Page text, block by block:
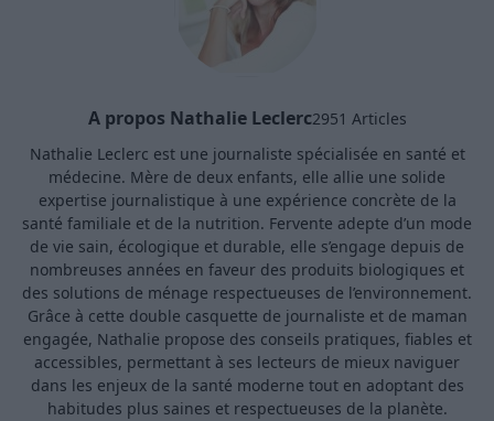
A propos Nathalie Leclerc2951 Articles
Nathalie Leclerc est une journaliste spécialisée en santé et
médecine. Mère de deux enfants, elle allie une solide
expertise journalistique à une expérience concrète de la
santé familiale et de la nutrition. Fervente adepte d’un mode
de vie sain, écologique et durable, elle s’engage depuis de
nombreuses années en faveur des produits biologiques et
des solutions de ménage respectueuses de l’environnement.
Grâce à cette double casquette de journaliste et de maman
engagée, Nathalie propose des conseils pratiques, fiables et
accessibles, permettant à ses lecteurs de mieux naviguer
dans les enjeux de la santé moderne tout en adoptant des
habitudes plus saines et respectueuses de la planète.